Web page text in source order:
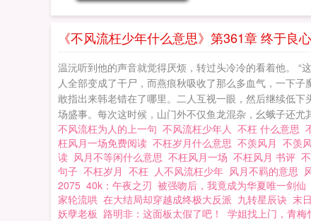
《不风流枉少年什么意思》第361章 终于良
温沅听到他的声音就觉得厌烦，转过头冷冷的看着他。
人全部变成了干尸，而燕痕秋吸收了那么多血气，一下
敢指出来韩老错在了哪里。二人互视一眼，然后继续低
场盛事。每次这时候，山门外不仅鱼龙混杂，幺蛾子还
不风流枉为人的上一句 不风流枉少年人 不枉 什么意思
枉风月一场免费阅读 不枉岁月什么意思 不羡风月 不羡
读 风月不等闲什么意思 不枉风月一场 不枉风月 书评
句子 不枉岁月 不枉 人不风流枉少年 风月不羁的意思
2075 40k：午夜之刃 被强吻后，我竟成为华夏唯一剑仙
家轮流哄 在大结局却穿越成终极大反派 九转星辰诀 末
妖孽老板 路明非：这面板太假了吧！ 学姐找上门，青梅